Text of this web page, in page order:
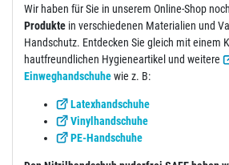
Wir haben für Sie in unserem Online-Shop
Produkte in verschiedenen Materialien und
Handschutz. Entdecken Sie gleich mit einem
hautfreundlichen Hygieneartikel und weitere
Einweghandschuhewie z. B:
Latexhandschuhe
Vinylhandschuhe
PE-Handschuhe